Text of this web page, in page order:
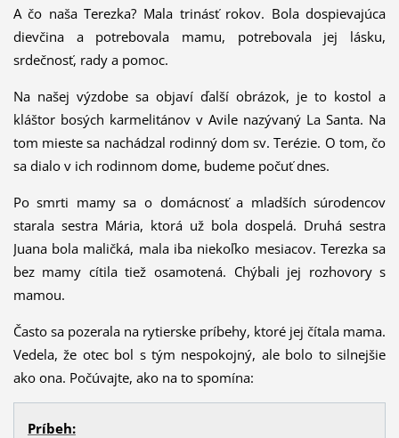
A čo naša Terezka? Mala trinásť rokov. Bola dospievajúca
dievčina a potrebovala mamu, potrebovala jej lásku,
srdečnosť, rady a pomoc.
Na našej výzdobe sa objaví ďalší obrázok, je to kostol a
kláštor bosých karmelitánov v Avile nazývaný La Santa. Na
tom mieste sa nachádzal rodinný dom sv. Terézie. O tom, čo
sa dialo v ich rodinnom dome, budeme počuť dnes.
Po smrti mamy sa o domácnosť a mladších súrodencov
starala sestra Mária, ktorá už bola dospelá. Druhá sestra
Juana bola maličká, mala iba niekoľko mesiacov. Terezka sa
bez mamy cítila tiež osamotená. Chýbali jej rozhovory s
mamou.
Často sa pozerala na rytierske príbehy, ktoré jej čítala mama.
Vedela, že otec bol s tým nespokojný, ale bolo to silnejšie
ako ona. Počúvajte, ako na to spomína:
Príbeh: